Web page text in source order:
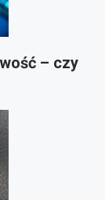
– czy